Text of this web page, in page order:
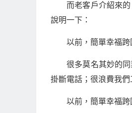
而老客戶介紹來
說明一下：
以前，簡單幸福
很多莫名其妙的
掛斷電話；很浪費我們
以前，簡單幸福